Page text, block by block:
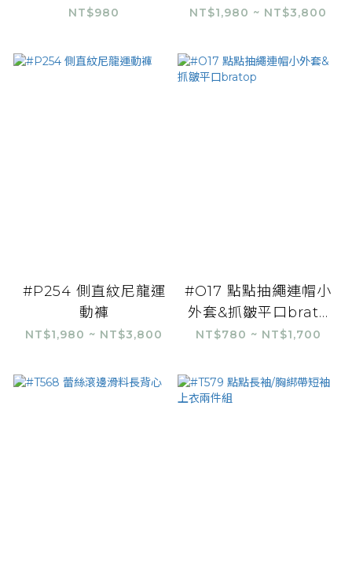
NT$980 NT$1,980 ~ NT$3,800
#P254 側直紋尼龍運
動褲
NT$1,980 ~ NT$3,800
#O17 點點抽繩連帽小
外套&抓皺平口brat...
NT$780 ~ NT$1,700